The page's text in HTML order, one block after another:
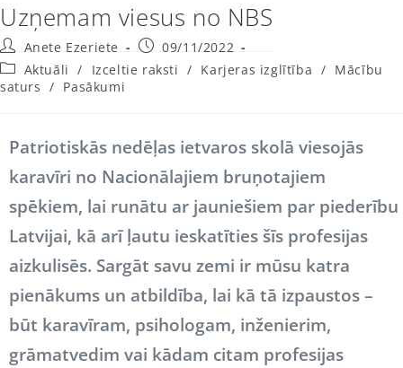
Uzņemam viesus no NBS
Post
author:
Anete Ezeriete
Post
published:
09/11/2022
Post
category:
Aktuāli / Izceltie raksti / Karjeras izglītība / Mācību
saturs / Pasākumi
Patriotiskās nedēļas ietvaros skolā viesojās
karavīri no Nacionālajiem bruņotajiem
spēkiem, lai runātu ar jauniešiem par piederību
Latvijai, kā arī ļautu ieskatīties šīs profesijas
aizkulisēs. Sargāt savu zemi ir mūsu katra
pienākums un atbildība, lai kā tā izpaustos –
būt karavīram, psihologam, inženierim,
grāmatvedim vai kādam citam profesijas